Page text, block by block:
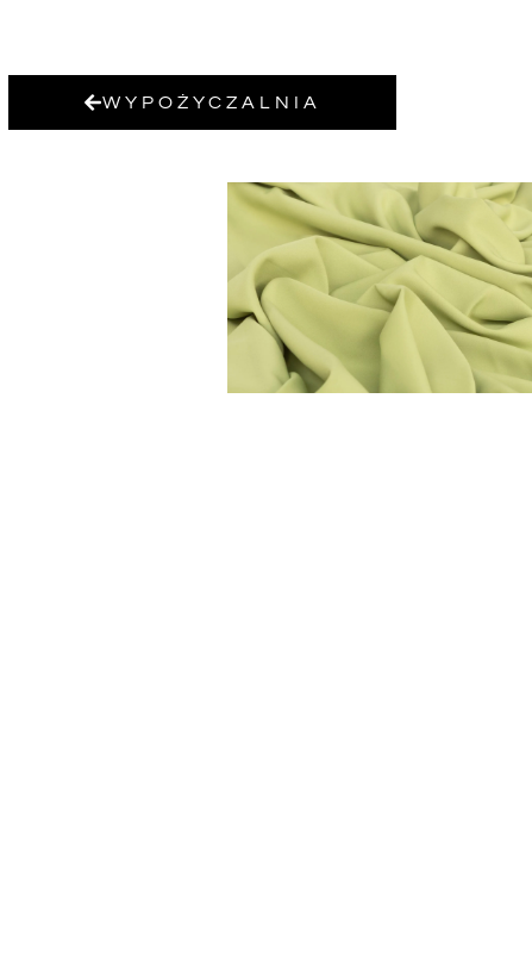
WYPOŻYCZALNIA